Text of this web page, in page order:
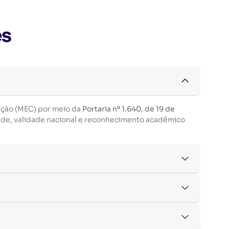
(MEC) por meio da Portaria nº 1.640, de 19 de
validade nacional e reconhecimento acadêmico
com os critérios estabelecidos pelo